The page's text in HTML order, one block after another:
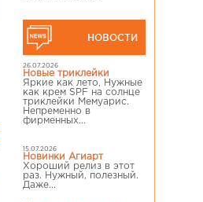
НОВОСТИ
26.07.2026
Новые триклейки
Яркие как лето, Нужные
как крем SPF на солнце
триклейки Мемуарис.
Непременно в
фирменных...
15.07.2026
Новинки Агиарт
Хороший релиз в этот
раз. Нужный, полезный.
Даже...